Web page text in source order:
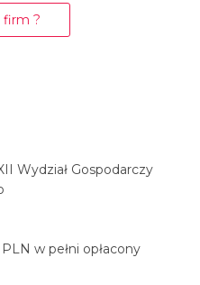
firm ?
Wydział Gospodarczy
w pełni opłacony